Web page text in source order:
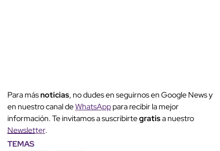
Para másnoticias, no dudes en seguirnos en Google News y
en nuestro canal deWhatsApppara recibir la mejor
información. Te invitamos a suscribirtegratisa nuestro
Newsletter.
TEMAS